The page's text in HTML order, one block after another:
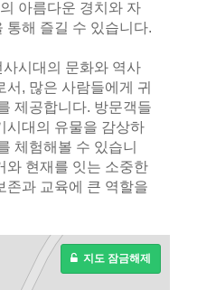
아름다운 경치와 자
통해 즐길 수 있습니다.
시대의 문화와 역사
, 많은 사람들에게 귀
제공합니다. 방문객들
시대의 유물을 감상하
체험해볼 수 있습니
와 현재를 잇는 소중한
존과 교육에 큰 역할을
지도 잠금해제